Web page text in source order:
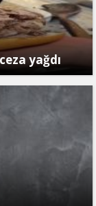
yağdı